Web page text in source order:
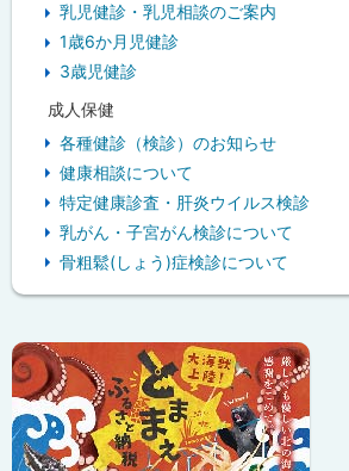
乳児健診・乳児相談のご案内
1歳6か月児健診
3歳児健診
成人保健
各種健診（検診）のお知らせ
健康相談について
特定健康診査・肝炎ウイルス検診
乳がん・子宮がん検診について
骨粗鬆(しょう)症検診について
ッ
ク
ア